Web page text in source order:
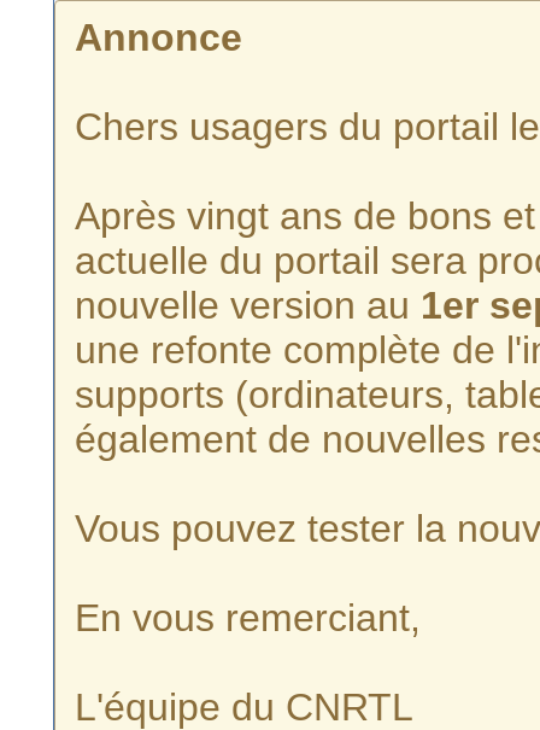
Annonce
Chers usagers du portail
Après vingt ans de bons
actuelle du portail sera
nouvelle version au 1er
une refonte complète de
supports (ordinateurs,
également de nouvelles
Vous pouvez tester la
En vous remerciant,
L'équipe du CNRTL